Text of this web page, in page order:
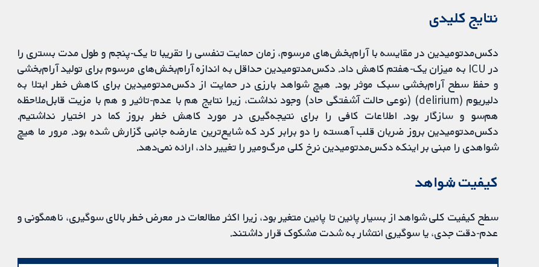
نتایج کلیدی
دکس‌مدتومیدین در مقایسه با آرام‌بخش‌های مرسوم، زمان حمایت تنفسی را تقریبا تا یک-پنجم و طول مدت بستری را
در ICU به میزان یک-هفتم کاهش داد. دکس‌مدتومیدین حداقل به اندازه آرام‌بخش‌های مرسوم برای تولید آرام‌بخشی
و حفظ سطح آرام‌بخشی سبک موثر بود. هیچ شواهد بارزی در حمایت از دکس‌مدتومیدین برای کاهش خطر ابتلا به
دلیریوم (delirium) (نوعی حالت آشفتگی حاد) وجود نداشت، زیرا نتایج هم با عدم-تاثیر و هم با مزیت قابل‌ملاحظه
هم‌سو و سازگار بود. اطلاعات کافی را برای نتیجه‌گیری در مورد کاهش خطر بروز کما در اختیار نداشتیم.
دکس‌مدتومیدین بروز ضربان قلب آهسته را دو برابر کرد که شایع‌ترین عارضه جانبی گزارش شده بود. مرور ما هیچ
شواهدی را مبنی بر اینکه دکس‌مدتومیدین نرخ کلی مرگ‌ومیر را تغییر داد، ارائه نمی‌دهد.
کیفیت شواهد
سطح کیفیت کلی شواهد از بسیار پائین تا پائین متغیر بود، زیرا اکثر مطالعات در معرض خطر بالای سوگیری، ناهمگونی و
عدم-دقت جدی، یا سوگیری انتشار به شدت مشکوک قرار داشتند.